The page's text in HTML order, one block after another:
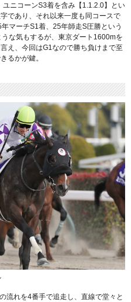
ニコーンS3着を含み【1.1.2.0】とい
であり、それ以来一度も同コースで
マーチS1着、25年師走S圧勝という
な気もするが、東京ダート1600mを
え、今回はG1なので勝ち負けまで至
るかが鍵。
流れを4番手で追走し、直線で堂々と